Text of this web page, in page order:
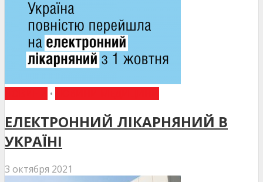
•
ЕЛЕКТРОННИЙ ЛІКАРНЯНИЙ В
УКРАЇНІ
3 октября 2021